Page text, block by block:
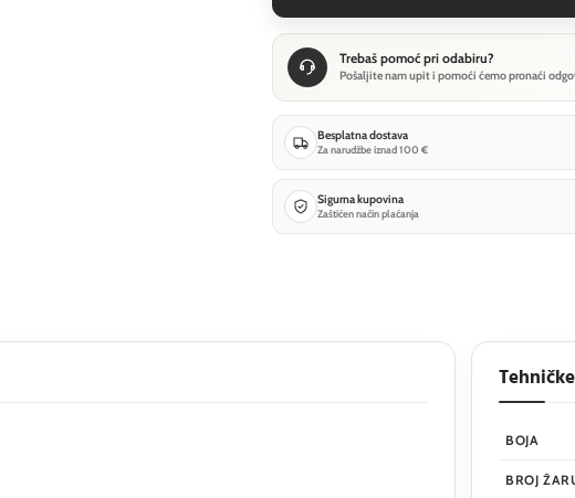
Trebaš pomoć pri odabiru?
Pošaljite nam upit i pomoći ćemo pronaći
Besplatna dostava
Za narudžbe iznad 100 €
Sigurna kupovina
Zaštićen način plaćanja
BOJA
BROJ